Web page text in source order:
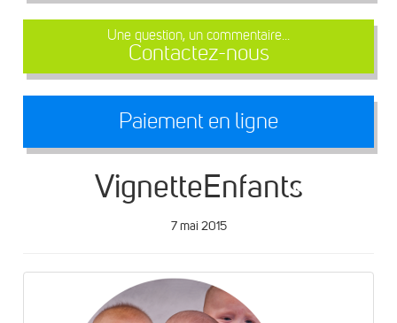
Une question, un commentaire...
Contactez-nous
Paiement en ligne
VignetteEnfants
7 mai 2015